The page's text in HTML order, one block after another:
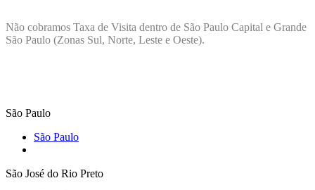
Não cobramos Taxa de Visita dentro de São Paulo Capital e Grande
São Paulo (Zonas Sul, Norte, Leste e Oeste).
São Paulo
São Paulo
São José do Rio Preto